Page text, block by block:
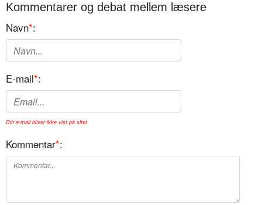
Kommentarer og debat mellem læsere
Navn*:
E-mail*:
Din e-mail bliver ikke vist på sitet.
Kommentar*: